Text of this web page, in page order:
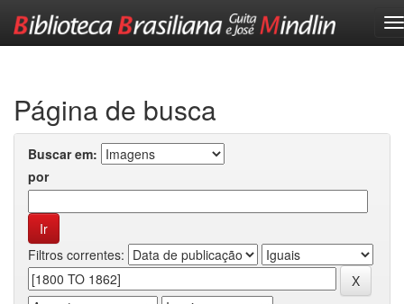
Página de busca
Buscar em:
por
Filtros correntes: